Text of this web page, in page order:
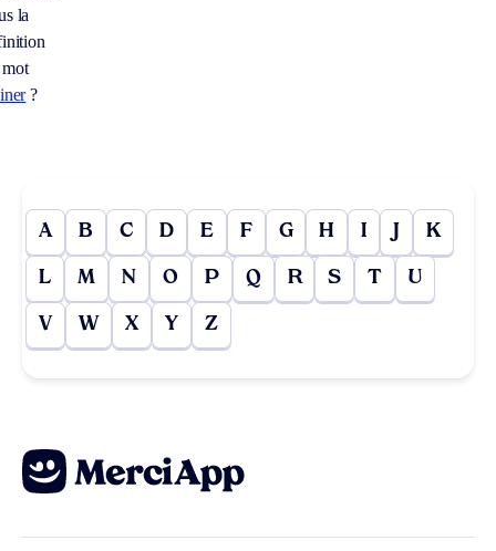
la
?
A B C D E F G H I J K
L M N O P Q R S T U
V W X Y Z